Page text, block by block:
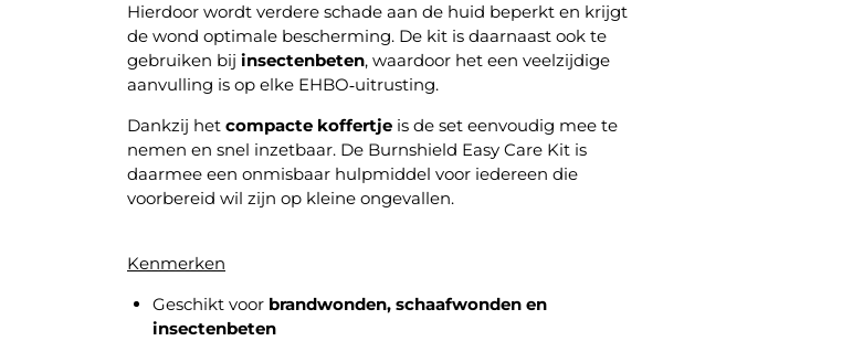
Hierdoor wordt verdere schade aan de huid beperkt en krijgt
de wond optimale bescherming. De kit is daarnaast ook te
gebruiken bij insectenbeten, waardoor het een veelzijdige
aanvulling is op elke EHBO‑uitrusting.
Dankzij het compacte koffertje is de set eenvoudig mee te
nemen en snel inzetbaar. De Burnshield Easy Care Kit is
daarmee een onmisbaar hulpmiddel voor iedereen die
voorbereid wil zijn op kleine ongevallen.
Kenmerken
Geschikt voor brandwonden, schaafwonden en
insectenbeten